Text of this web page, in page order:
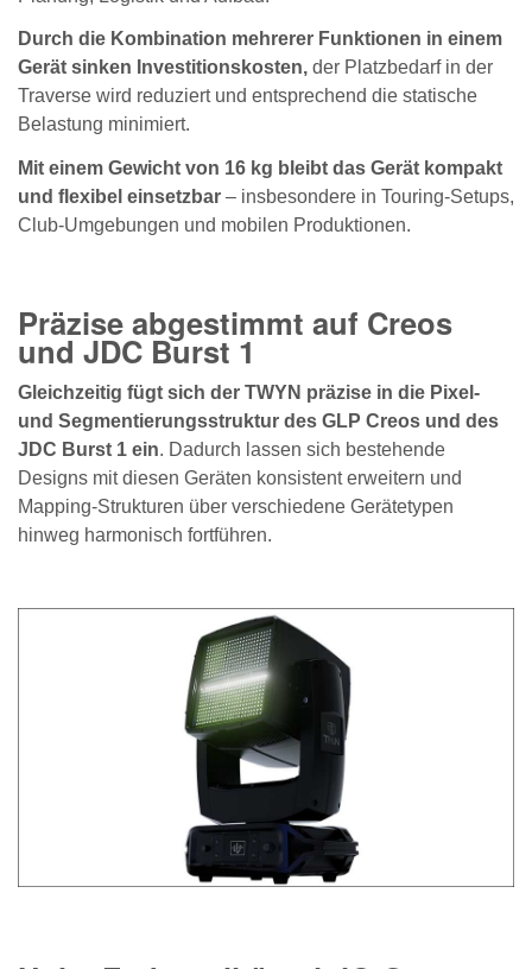
Durch die Kombination mehrerer Funktionen in einem
Gerät sinken Investitionskosten, der Platzbedarf in der
Traverse wird reduziert und entsprechend die statische
Belastung minimiert.
Mit einem Gewicht von 16 kg bleibt das Gerät kompakt
und flexibel einsetzbar – insbesondere in Touring-Setups,
Club-Umgebungen und mobilen Produktionen.
Präzise abgestimmt auf Creos
und JDC Burst 1
Gleichzeitig fügt sich der TWYN präzise in die Pixel-
und Segmentierungsstruktur des GLP Creos und des
JDC Burst 1 ein. Dadurch lassen sich bestehende
Designs mit diesen Geräten konsistent erweitern und
Mapping-Strukturen über verschiedene Gerätetypen
hinweg harmonisch fortführen.